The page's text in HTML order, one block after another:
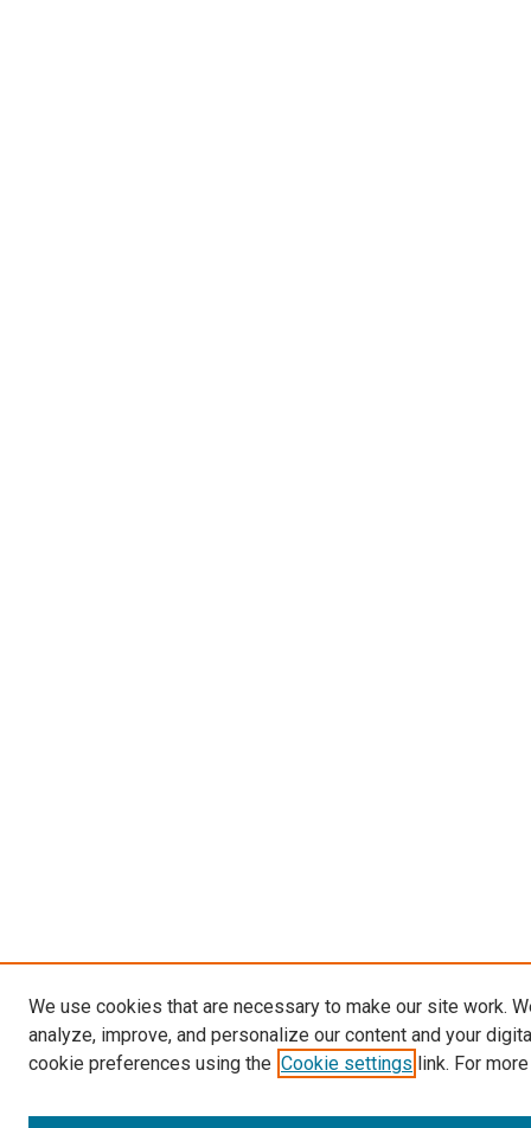
We use cookies that are necessary to make our site work.
analyze, improve, and personalize our content and your
cookie preferences using the Cookie settings link. For